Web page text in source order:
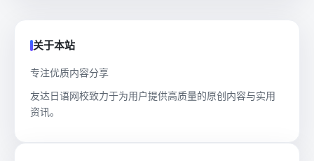
关于本站
专注优质内容分享
友达日语网校致力于为用户提供高质量的原创内容与实用
资讯。